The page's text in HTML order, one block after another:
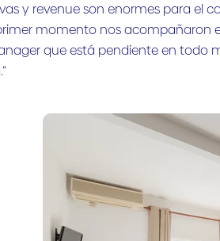
y revenue son enormes para
momento nos acompañaron
que está pendiente en todo